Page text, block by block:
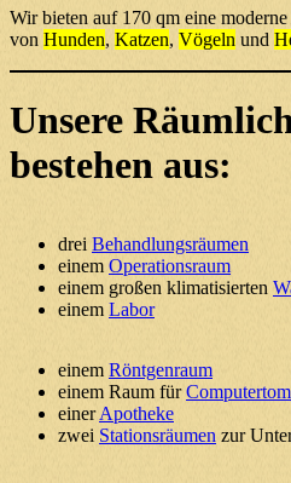
Wir bieten auf 170 qm eine
von Hunden, Katzen, Vögeln und
Unsere
bestehen aus:
drei Behandlungsräumen
einem Operationsraum
einem großen klimatisierten
einem Labor
einem Röntgenraum
einem Raum für
einerApotheke
zwei Stationsräumen zur